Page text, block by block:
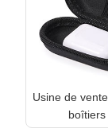
Usine de
boîtiers